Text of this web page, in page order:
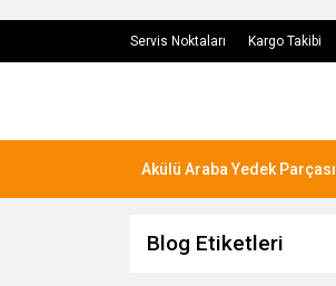
Servis Noktaları Kargo Takibi
Akülü Araba Yedek Parçası
Blog Etiketleri